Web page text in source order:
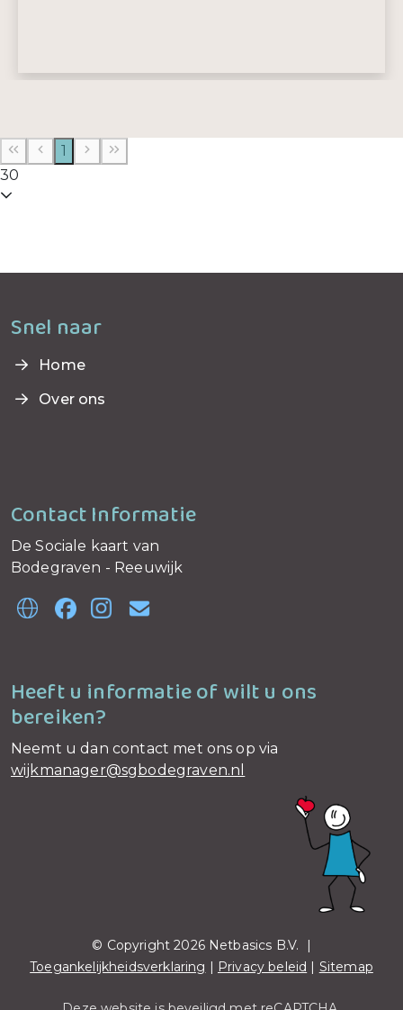
E-mailadres:
info@hospicebodegraven-reeuwijk.nl
1
30
Snel naar
Home
Over ons
Contact Informatie
De Sociale kaart van
Bodegraven - Reeuwijk
Heeft u informatie of wilt u ons
bereiken?
Neemt u dan contact met ons op via
wijkmanager@sgbodegraven.nl
© Copyright 2026 Netbasics B.V. |
Toegankelijkheidsverklaring | Privacy beleid | Sitemap